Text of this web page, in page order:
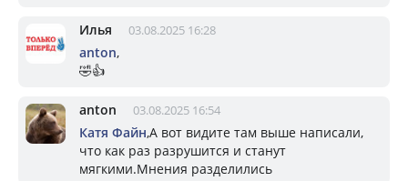
Илья 03.08.2025 16:28
anton,
🤣👍
anton 03.08.2025 16:54
Катя Файн,А вот видите там выше написали,
что как раз разрушится и станут
мягкими.Мнения разделились